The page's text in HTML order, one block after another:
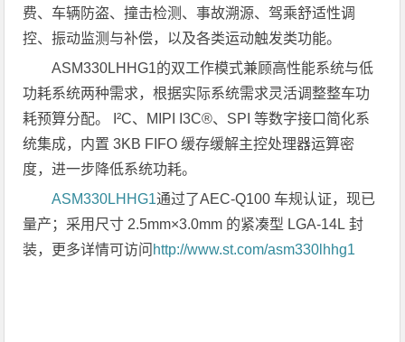
费、车辆防盗、撞击检测、事故溯源、驾乘舒适性调
控、振动监测与补偿，以及各类运动触发类功能。
ASM330LHHG1的双工作模式兼顾高性能系统与低
功耗系统两种需求，根据实际系统需求灵活调整整车功
耗预算分配。 I²C、MIPI I3C®、SPI 等数字接口简化系
统集成，内置 3KB FIFO 缓存缓解主控处理器运算密
度，进一步降低系统功耗。
ASM330LHHG1通过了AEC-Q100 车规认证，现已
量产；采用尺寸 2.5mm×3.0mm 的紧凑型 LGA-14L 封
装，更多详情可访问 http://www.st.com/asm330lhhg1